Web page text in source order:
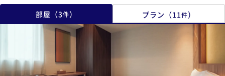
部屋 （3件） プラン （11 件）